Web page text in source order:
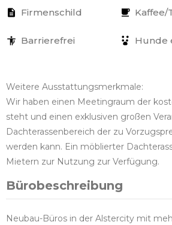
Firmenschild Kaffee/
Barrierefrei Hunde
Weitere Ausstattungsmerkmale:
Wir haben einen Meetingraum der
steht und einen exklusiven großen
Dachterassenbereich der zu
werden kann. Ein möblierter
Mietern zur Nutzung zur Verfügung.
Bürobeschreibung
Neubau-Büros in der Alstercity mit